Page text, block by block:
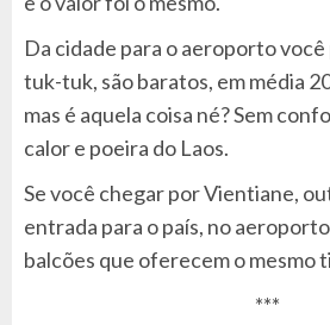
Da cidade para o aeroporto
tuk-tuk, são baratos, em média
mas é aquela coisa né? Sem
calor e poeira do Laos.
Se você chegar por Vientiane,
entrada para o país, no
balcões que oferecem o mesmo
***